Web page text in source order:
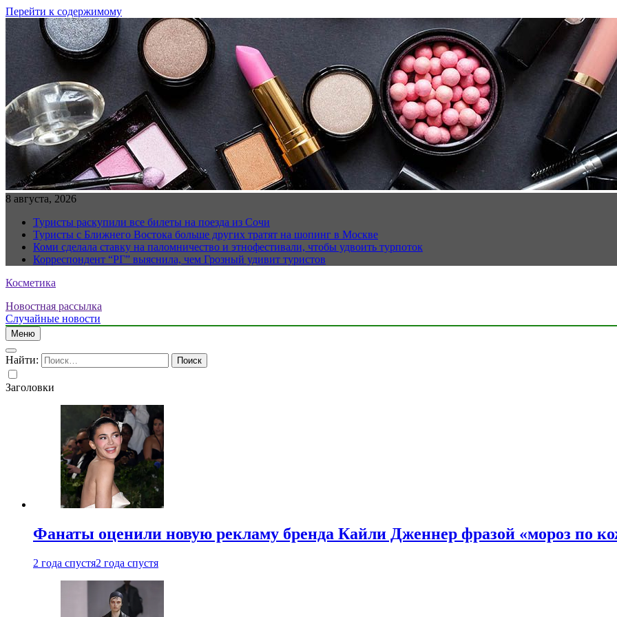
Перейти к содержимому
8 августа, 2026
Туристы раскупили все билеты на поезда из Сочи
Туристы с Ближнего Востока больше других тратят на шопинг в Москве
Коми сделала ставку на паломничество и этнофестивали, чтобы удвоить турпоток
Корреспондент “РГ” выяснила, чем Грозный удивит туристов
Косметика
Новостная рассылка
Случайные новости
Меню
Найти:
Заголовки
Фанаты оценили новую рекламу бренда Кайли Дженнер фразой «мороз по
2 года спустя2 года спустя